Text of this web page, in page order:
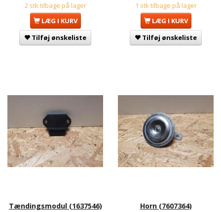
2 stk tilbage på lager
LÆG I KURV
Tilføj ønskeliste
1 stk tilbage på lager
LÆG I KURV
Tilføj ønskeliste
Tændingsmodul (1637546) Horn (7607364)